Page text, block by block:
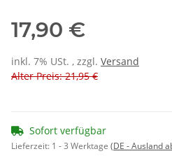
17,90 €
inkl. 7% USt. , zzgl. Versand
Alter Preis: 21,95 €
Sofort verfügbar
Lieferzeit: 1 - 3 Werktage (DE - Ausland